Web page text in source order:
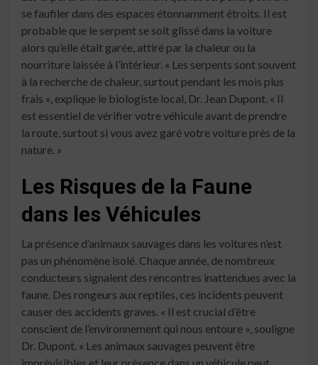
se faufiler dans des espaces étonnamment étroits. Il est
probable que le serpent se soit glissé dans la voiture
alors qu’elle était garée, attiré par la chaleur ou la
nourriture laissée à l’intérieur. « Les serpents sont souvent
à la recherche de chaleur, surtout pendant les mois plus
frais », explique le biologiste local, Dr. Jean Dupont. « Il
est essentiel de vérifier votre véhicule avant de prendre
la route, surtout si vous avez garé votre voiture près de la
nature. »
Les Risques de la Faune
dans les Véhicules
La présence d’animaux sauvages dans les voitures n’est
pas un phénomène isolé. Chaque année, de nombreux
conducteurs signalent des rencontres inattendues avec la
faune. Des rongeurs aux reptiles, ces incidents peuvent
causer des accidents graves. « Il est crucial d’être
conscient de l’environnement qui nous entoure », souligne
Dr. Dupont. « Les animaux sauvages peuvent être